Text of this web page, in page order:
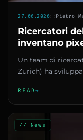
27.06.2026:: Pietro
Ricercatori
inventano
che
Un team di
Zurich) ha
READ →
// News